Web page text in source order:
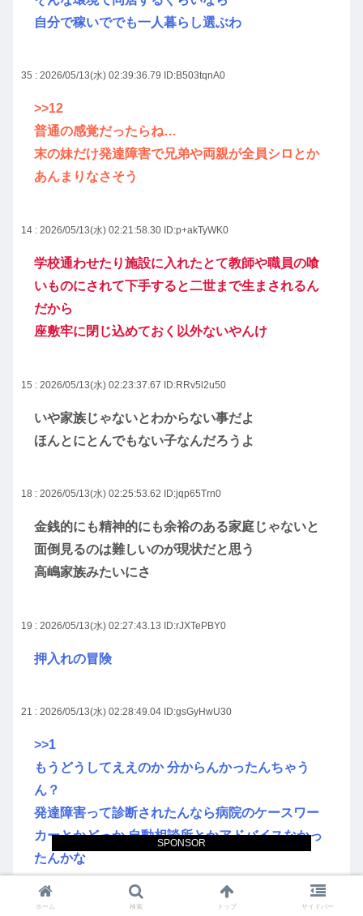
SPONSOR
自分で稼いででも一人暮らし選ぶわ
35 : 2026/05/13(水) 02:39:36.79 ID:B503tqnA0
>>12
普通の感覚だったらね…
末の妹だけ発達障害で兄弟や両親が全員シロとか
あんまりなさそう
14 : 2026/05/13(水) 02:21:58.30 ID:p+akTyWK0
学校通わせたり施設に入れたとて教師や職員の喰
いものにされて下手すると二世まで生まされるん
だから
座敷牢に閉じ込めておく以外ないやんけ
15 : 2026/05/13(水) 02:23:37.67 ID:RRv5l2u50
いや家族じゃないとわからない事だよ
ほんとにとんでもない子なんだろうよ
18 : 2026/05/13(水) 02:25:53.62 ID:jqp65Trn0
金銭的にも精神的にも余裕のある家庭じゃないと
面倒見るのは難しいのが現状だと思う
高嶋家族みたいにさ
19 : 2026/05/13(水) 02:27:43.13 ID:rJXTePBY0
押入れの冒険
21 : 2026/05/13(水) 02:28:49.04 ID:gsGyHwU30
>>1
もうどうしてええのか 分からんかったんちゃう
ん？
発達障害って診断されたんなら病院のケースワー
カーとかどっか 自動相談所とかアドバイスなかっ
たんかな
22 : 2026/05/13(水) 02:29:07.19 ID:M0085qCD0
ホーム 検索 トップ サイドバー